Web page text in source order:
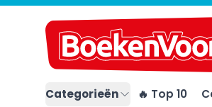
Categorieën 🔥 Top 10